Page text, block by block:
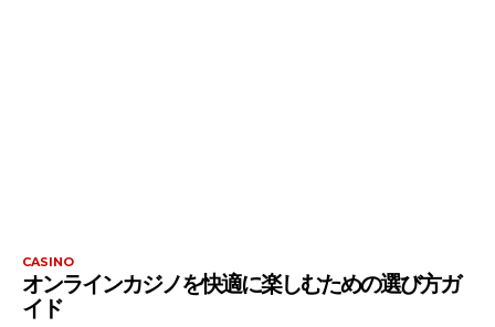
CASINO
オンラインカジノを快適に楽しむための選び方ガ
イド